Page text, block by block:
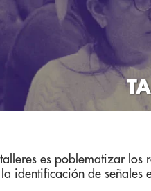
es poblematizar los
identificación de